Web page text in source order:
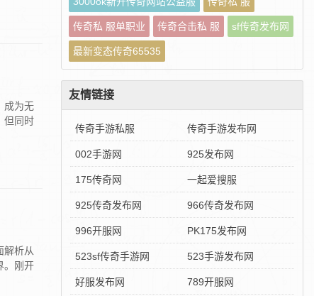
成为无
但同时
解析从
。刚开
传奇私 服单职业 传奇合击私 服 sf传奇发布网
最新变态传奇65535
友情链接
传奇手游私服 传奇手游发布网
002手游网 925发布网
175传奇网 一起爱搜服
925传奇发布网 966传奇发布网
996开服网 PK175发布网
523sf传奇手游网 523手游发布网
好服发布网 789开服网